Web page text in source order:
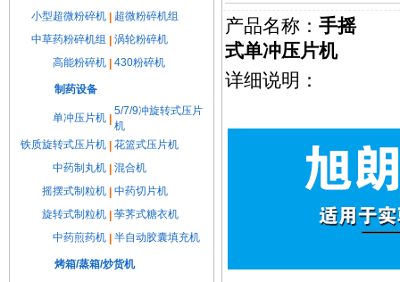
小型超微粉碎机
超微粉碎机组
中草药粉碎机组
涡轮粉碎机
高能粉碎机
430粉碎机
制药设备
单冲压片机
5/7/9冲旋转式压片
机
铁质旋转式压片机
花篮式压片机
中药制丸机
混合机
摇摆式制粒机
中药切片机
旋转式制粒机
荸荠式糖衣机
中药煎药机
半自动胶囊填充机
烤箱/蒸箱/炒货机
产品名称： 手摇
式单冲压片机
详细说明：